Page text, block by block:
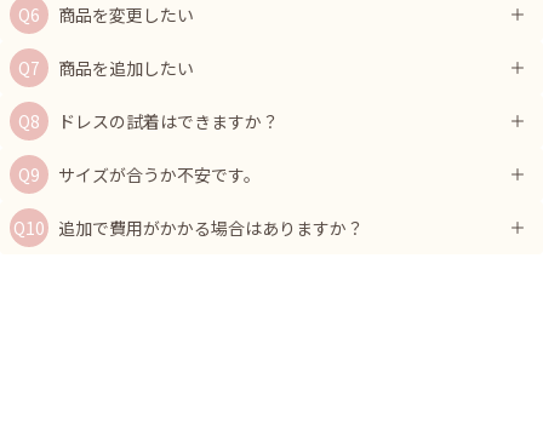
商品を変更したい
商品を追加したい
ドレスの試着はできますか？
サイズが合うか不安です。
追加で費用がかかる場合はありますか？